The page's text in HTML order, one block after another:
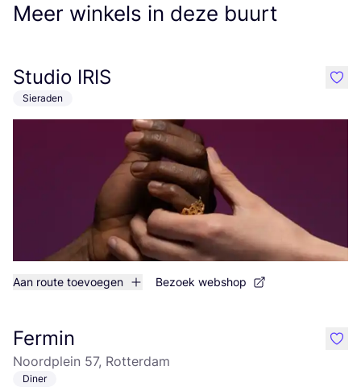
Meer winkels in deze buurt
Studio IRIS
Sieraden
Aan route toevoegen Bezoek webshop
like
Fermin
Noordplein 57, Rotterdam
Diner
like